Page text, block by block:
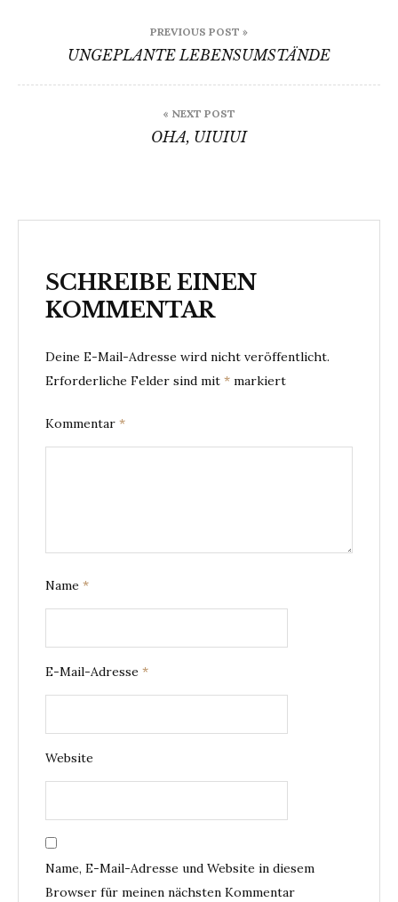
PREVIOUS POST »
UNGEPLANTE LEBENSUMSTÄNDE
« NEXT POST
OHA, UIUIUI
SCHREIBE EINEN
KOMMENTAR
Deine E-Mail-Adresse wird nicht veröffentlicht.
Erforderliche Felder sind mit * markiert
Kommentar *
Name *
E-Mail-Adresse *
Website
Name, E-Mail-Adresse und Website in diesem
Browser für meinen nächsten Kommentar